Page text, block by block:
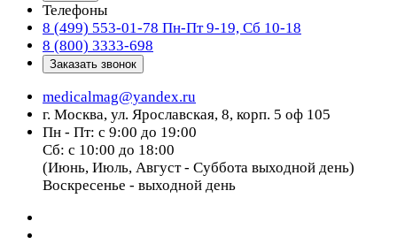
Телефоны
8 (499) 553-01-78 Пн-Пт 9-19, Сб 10-18
8 (800) 3333-698
Заказать звонок
medicalmag@yandex.ru
г. Москва, ул. Ярославская, 8, корп. 5 оф 105
Пн - Пт: с 9:00 до 19:00
Сб: с 10:00 до 18:00
(Июнь, Июль, Август - Суббота выходной день)
Воскресенье - выходной день